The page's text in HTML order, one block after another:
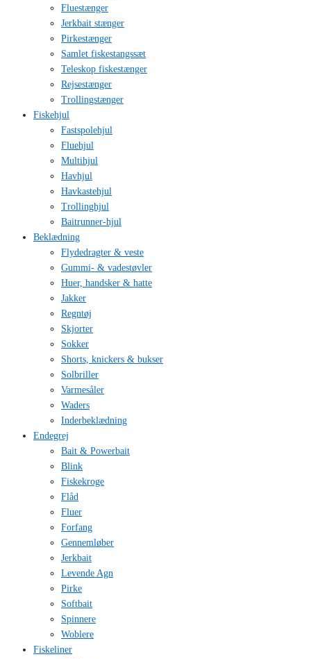
Fluestænger
Jerkbait stænger
Pirkestænger
Samlet fiskestangssæt
Teleskop fiskestænger
Rejsestænger
Trollingstænger
Fiskehjul
Fastspolehjul
Fluehjul
Multihjul
Havhjul
Havkastehjul
Trollinghjul
Baitrunner-hjul
Beklædning
Flydedragter & veste
Gummi- & vadestøvler
Huer, handsker & hatte
Jakker
Regntøj
Skjorter
Sokker
Shorts, knickers & bukser
Solbriller
Varmesåler
Waders
Inderbeklædning
Endegrej
Bait & Powerbait
Blink
Fiskekroge
Flåd
Fluer
Forfang
Gennemløber
Jerkbait
Levende Agn
Pirke
Softbait
Spinnere
Woblere
Fiskeliner